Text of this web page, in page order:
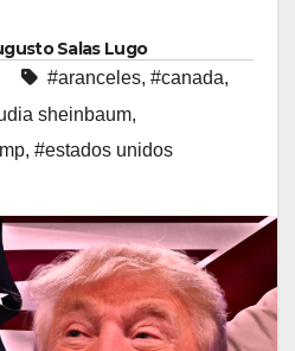
Salas Lugo
#aranceles, #canada,
sheinbaum,
, #estados unidos